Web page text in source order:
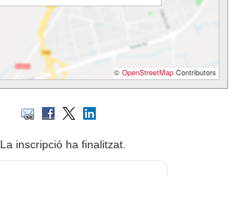
© OpenStreetMap Contributors
La inscripció ha finalitzat.